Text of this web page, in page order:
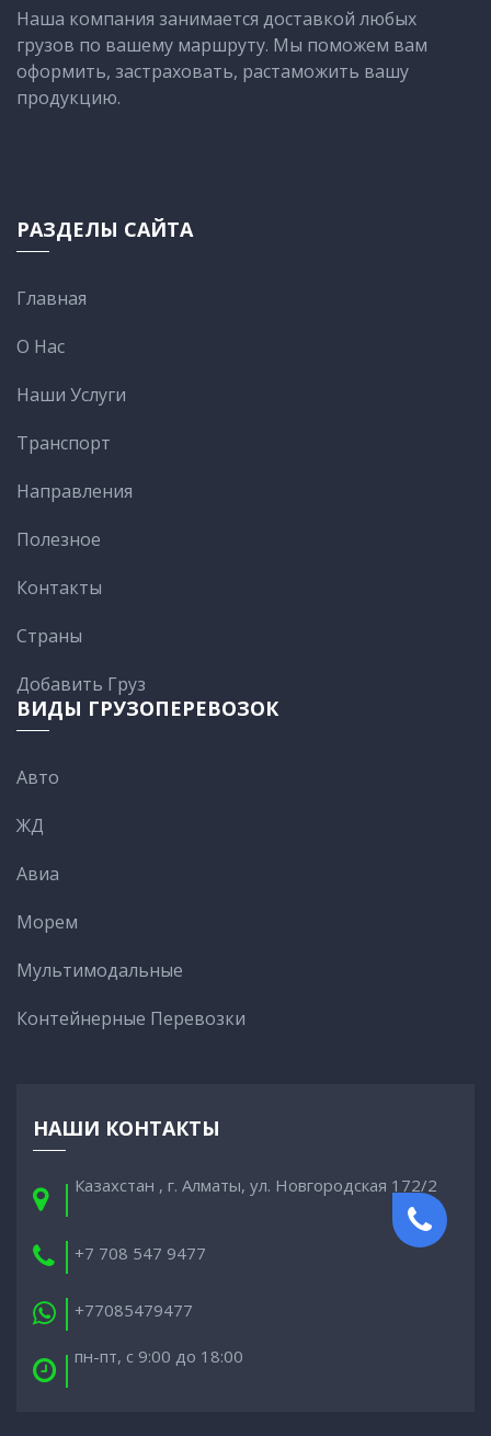
Наша компания занимается доставкой любых
грузов по вашему маршруту. Мы поможем вам
оформить, застраховать, растаможить вашу
продукцию.
РАЗДЕЛЫ САЙТА
Главная
О Нас
Наши Услуги
Транспорт
Направления
Полезное
Контакты
Cтраны
Добавить Груз
ВИДЫ ГРУЗОПЕРЕВОЗОК
Авто
ЖД
Авиа
Морем
Мультимодальные
Контейнерные Перевозки
НАШИ КОНТАКТЫ
Казахстан , г. Алматы, ул. Новгородская 172/2
+7 708 547 9477
+77085479477
пн-пт, с 9:00 до 18:00